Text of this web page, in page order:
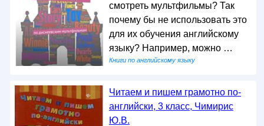
смотреть мультфильмы? Так
почему бы не использовать это
для их обучения английскому
языку? Например, можно …
Книги по английскому языку
Читаем и пишем грамотно по-
английски, 3 класс, Чимирис
Ю.В.